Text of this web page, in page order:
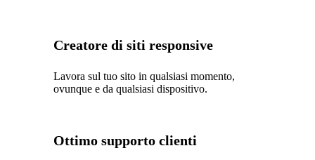
Creatore di siti responsive
Lavora sul tuo sito in qualsiasi momento,
ovunque e da qualsiasi dispositivo.
Ottimo supporto clienti